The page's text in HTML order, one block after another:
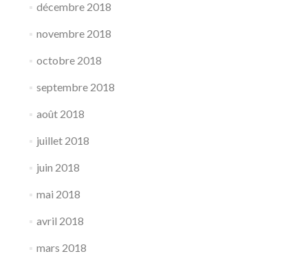
décembre 2018
novembre 2018
octobre 2018
septembre 2018
août 2018
juillet 2018
juin 2018
mai 2018
avril 2018
mars 2018